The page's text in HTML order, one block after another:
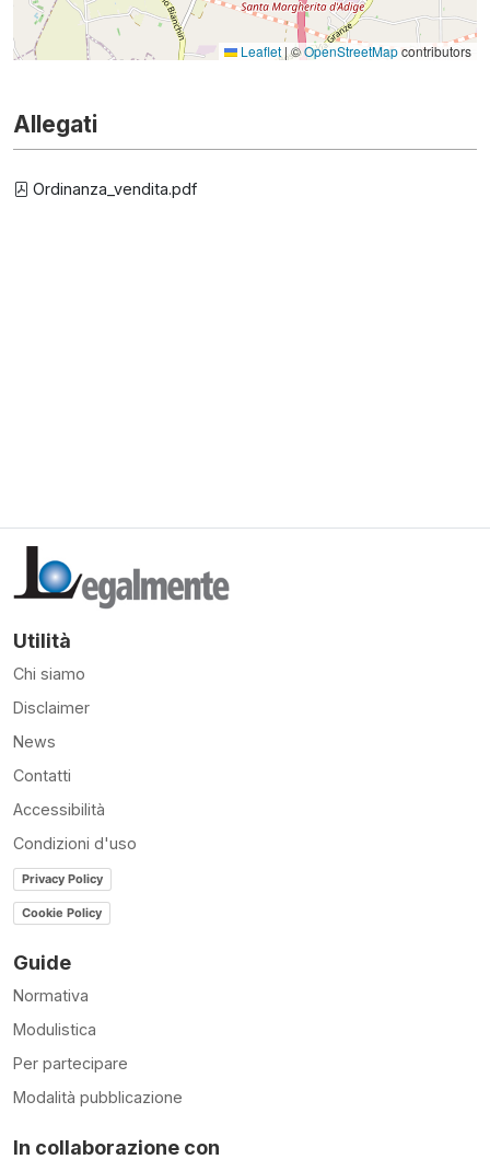
Leaflet |©OpenStreetMapcontributors
Allegati
Ordinanza_vendita.pdf
Utilità
Chi siamo
Disclaimer
News
Contatti
Accessibilità
Condizioni d'uso
Privacy Policy
Cookie Policy
Guide
Normativa
Modulistica
Per partecipare
Modalità pubblicazione
In collaborazione con